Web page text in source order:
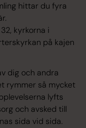
hittar du fyra
kyrkorna i
på kajen
dig och andra
rymmer så mycket
lyfts
och avsked till
sida vid sida.